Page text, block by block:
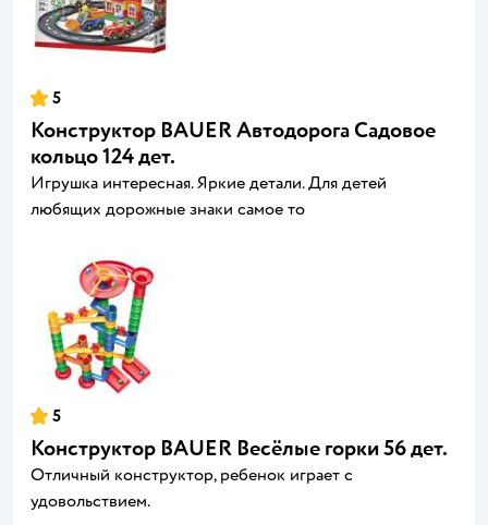
5
Конструктор BAUER Автодорога Садовое
кольцо 124 дет.
Игрушка интересная. Яркие детали. Для детей
любящих дорожные знаки самое то
5
Конструктор BAUER Весёлые горки 56 дет.
Отличный конструктор, ребенок играет с
удовольствием.